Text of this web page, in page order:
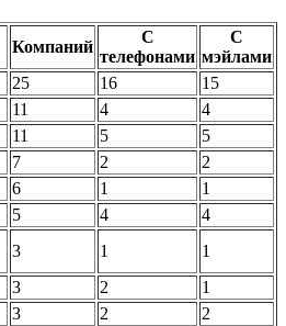
Компаний
С
телефонами
С
мэйлами
25 16
15
11 4
4
11 5
5
7 2
2
6 1
1
5 4
4
3 1
1
3 2
1
3 2
2